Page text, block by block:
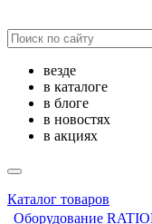
везде
в каталоге
в блоге
в новостях
в акциях
Каталог товаров
Оборудование